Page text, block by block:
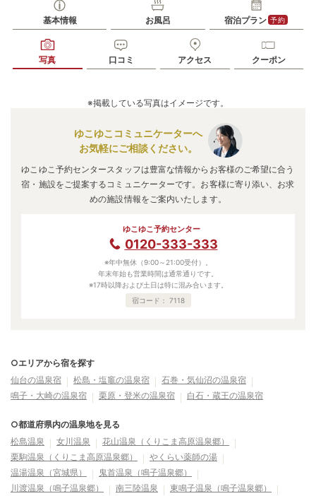
基本情報 お風呂 宿泊プラン 予約
写真 口コミ アクセス クーポン
※掲載している写真はイメージです。
ゆこゆこコミュニケーターへ
お気軽にご相談ください。
ゆこゆこ予約センタースタッフは豊富な情報からお客様のご希望に合う
宿・施設をご提案するコミュニケーターです。お客様に寄り添い、お求
めの施設情報をご案内いたします。
ゆこゆこ予約センター
0120-333-333
※年中無休（9:00～21:00受付）。
年末年始も営業時間は通常通りです。
※17時以降および土日は特に混み合います。
宿コード： 7118
○エリアから宿を探す
仙台の温泉宿
松島・塩竈の温泉宿
石巻・気仙沼の温泉宿
鳴子・大崎の温泉宿
栗原・登米の温泉宿 白石・蔵王の温泉宿
○都道府県内の温泉地を見る
松島温泉
女川温泉
花山温泉（くりこま高原温泉郷）
栗駒温泉（くりこま高原温泉郷）
やくらい薬師の湯
温湯温泉（宮城県）
鬼首温泉（鳴子温泉郷）
川渡温泉（鳴子温泉郷）
南三陸温泉
東鳴子温泉（鳴子温泉郷）